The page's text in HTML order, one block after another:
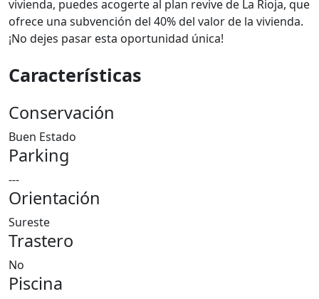
vivienda, puedes acogerte al plan revive de La Rioja, que
ofrece una subvención del 40% del valor de la vivienda.
¡No dejes pasar esta oportunidad única!
Características
Conservación
Buen Estado
Parking
---
Orientación
Sureste
Trastero
No
Piscina